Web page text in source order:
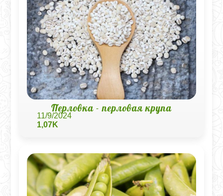
Перловка - перловая крупа
11/9/2024
1,07K